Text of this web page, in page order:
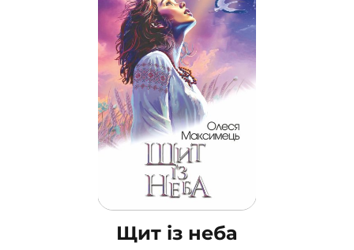
Науково-популярна література (1015)
Навчальна література та посібники (527)
Енциклопедії, довідники, словники (55)
Подарункові сертифікати (1)
Щит із неба